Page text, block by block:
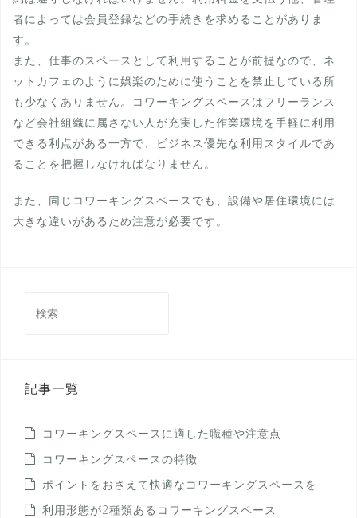
者によっては会員登録などの手続きを求めることがありま
す。
また、仕事のスペースとして利用することが前提なので、ネ
ットカフェのように娯楽のために使うことを禁止している所
も少なくありません。コワーキングスペースはフリーランス
など会社組織に属さない人が充実した作業環境を手軽に利用
できる利点がある一方で、ビジネス優先な利用スタイルであ
ることを把握しなければなりません。
また、同じコワーキングスペースでも、設備や居住環境には
大きな違いがあるため注意が必要です。
索:
記事一覧
コワーキングスペースに適した職種や注意点
コワーキングスペースの特徴
ポイントをおさえて快適なコワーキングスペースを
利用形態が2種類あるコワーキングスペース